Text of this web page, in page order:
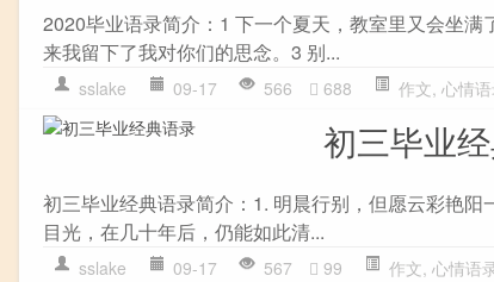
2020毕业语录简介：1 下一个夏天，教室里又会坐
来我留下了我对你们的思念。3 别...
sslake 09-17 566 688 作文, 心情
初三毕业
初三毕业经典语录简介：1. 明晨行别，但愿云彩艳
目光，在几十年后，仍能如此清...
sslake 09-17 567 99 作文, 心情语